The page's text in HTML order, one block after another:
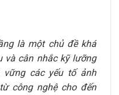
là một chủ đề khá
và cân nhắc kỹ lưỡng
các yếu tố ảnh
công nghệ cho đến